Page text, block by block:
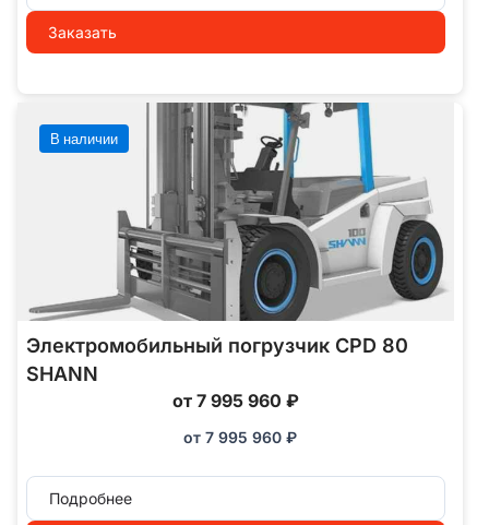
Заказать
В наличии
Электромобильный погрузчик CPD 80
SHANN
от 7 995 960 ₽
от 7 995 960 ₽
Подробнее